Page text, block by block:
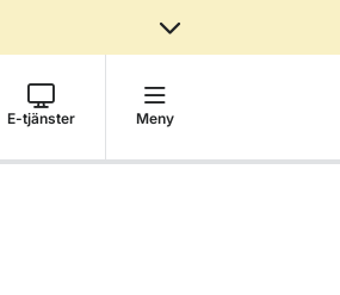
E-tjänster Meny